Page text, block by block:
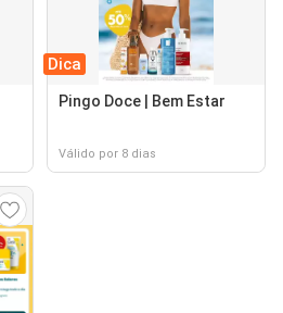
Dica
Pingo Doce | Bem Estar
Válido por 8 dias